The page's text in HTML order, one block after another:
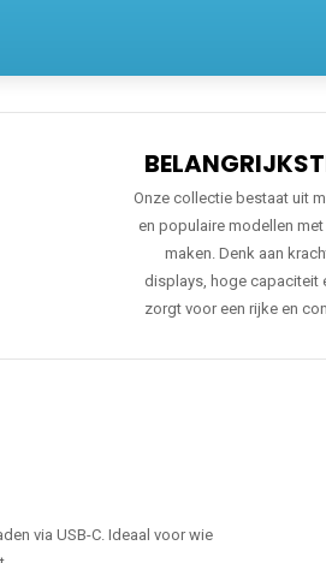
Onze collectie bestaat uit
en populaire modellen
maken. Denk aan
displays, hoge capaciteit
zorgt voor een rijke en
via USB-C. Ideaal voor wie